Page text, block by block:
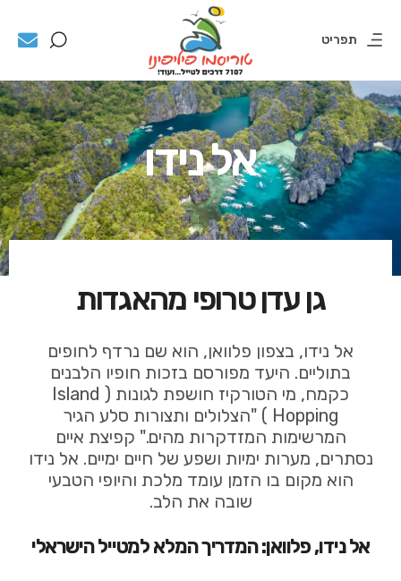
תפריט
אל נידו
גן עדן טרופי מהאגדות
אל נידו, בצפון פלוואן, הוא שם נרדף לחופים
בתוליים. היעד מפורסם בזכות חופיו הלבנים
כקמח, מי הטורקיז חושפת לגונות ( Island
Hopping ) "הצלולים ותצורות סלע הגיר
המרשימות המזדקרות מהים." קפיצת איים
נסתרים, מערות ימיות ושפע של חיים ימיים. אל נידו
הוא מקום בו הזמן עומד מלכת והיופי הטבעי
שובה את הלב.
אל נידו, פלוואן: המדריך המלא למטייל הישראלי